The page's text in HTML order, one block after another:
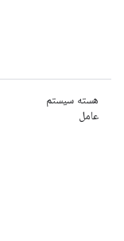
هسته سیستم
عامل